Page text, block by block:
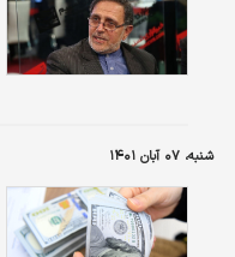
شنبه، ۰۷ آبان ۱۴۰۱